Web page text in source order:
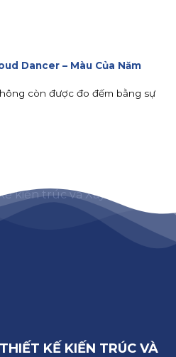
Dancer – Màu Của Năm
còn được đo đếm bằng sự
KẾ KIẾN TRÚC VÀ